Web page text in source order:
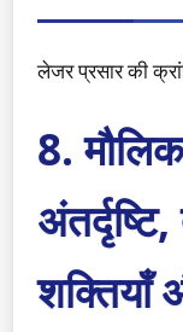
लेजर प्रसार की
8.
शक्तियाँ